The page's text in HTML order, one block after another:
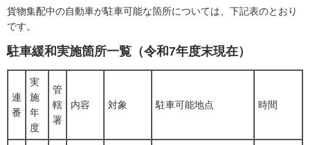
貨物集配中の自動車が駐車可能な箇所については、下記表のとおり
です。
駐車緩和実施箇所一覧（令和7年度末現在）
連
番
実
施
年
度
管
轄
署
内容 対象 駐車可能地点 時間